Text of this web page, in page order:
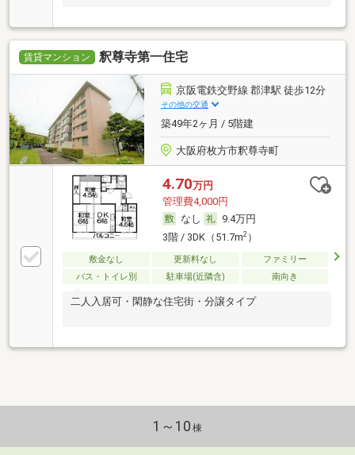
賃貸マンション 釈尊寺第一住宅
京阪電鉄交野線 郡津駅 徒歩12分
その他の交通
築49年2ヶ月 / 5階建
大阪府枚方市釈尊寺町
4.70万円
管理費4,000円
なし
9.4万円
3階 / 3DK（51.7m2）
敷金なし 更新料なし
ファミリー
バス・トイレ別
駐車場(近隣含) 南向き
二人入居可・閑静な住宅街・分譲タイプ
1～10 棟